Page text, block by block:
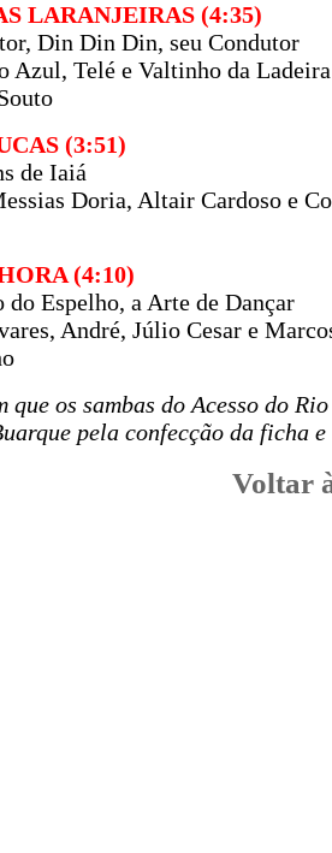
LARANJEIRAS (4:35)
Din Din Din, seu Condutor
Azul, Telé e Valtinho da
(3:51)
de Iaiá
Doria, Altair Cardoso e
(4:10)
do Espelho, a Arte de Dançar
André, Júlio Cesar e
que os sambas do Acesso do
pela confecção da ficha e
Voltar